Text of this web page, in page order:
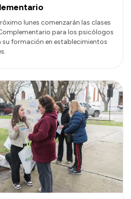
lunes comenzarán las clases
para los psicólogos
su formación en establecimientos